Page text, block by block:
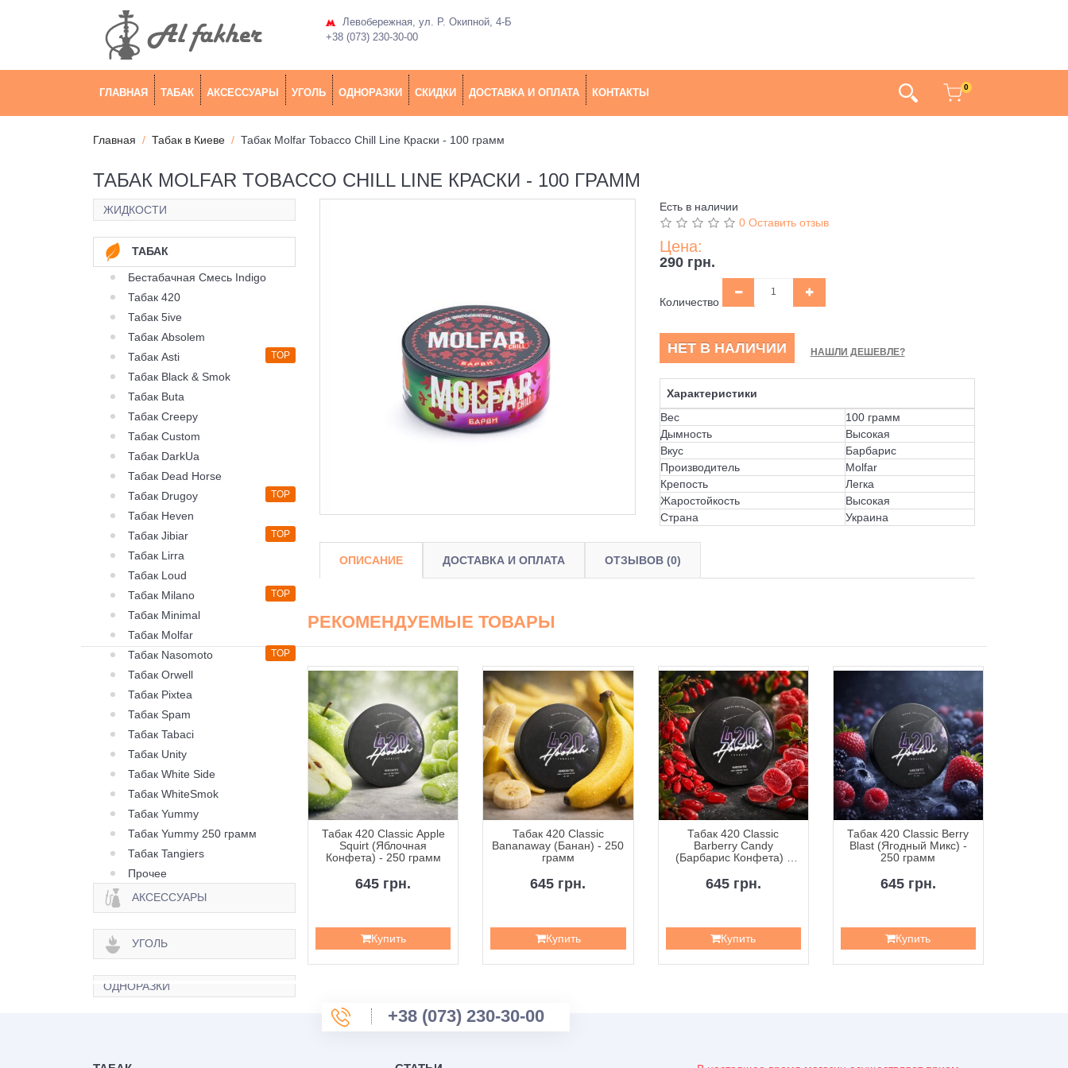
Левобережная, ул. Р. Окипной, 4-Б
+38 (073) 230-30-00
ГЛАВНАЯ ТАБАК АКСЕССУАРЫ УГОЛЬ ОДНОРАЗКИ СКИДКИ ДОСТАВКА И ОПЛАТА КОНТАКТЫ 0
Главная Табак в Киеве Табак Molfar Tobacco Chill Line Краски - 100 грамм
ТАБАК MOLFAR TOBACCO CHILL LINE КРАСКИ - 100 ГРАММ
ЖИДКОСТИ
ТАБАК
Бестабачная Смесь Indigo
Табак 420
Табак 5ive
Табак Absolem
Табак Asti
TOP
Табак Black & Smok
Табак Buta
Табак Creepy
Табак Custom
Табак DarkUa
Табак Dead Horse
Табак Drugoy
TOP
Табак Heven
Табак Jibiar
TOP
Табак Lirra
Табак Loud
Табак Milano
TOP
Табак Minimal
Табак Molfar
Табак Nasomoto
TOP
Табак Orwell
Табак Pixtea
Табак Spam
Табак Tabaci
Табак Unity
Табак White Side
Табак WhiteSmok
Табак Yummy
Табак Yummy 250 грамм
Табак Tangiers
Прочее
АКСЕССУАРЫ
УГОЛЬ
ОДНОРАЗКИ
Есть в наличии
0 Оставить отзыв
Цена:
290 грн.
Количество
НЕТ В НАЛИЧИИ НАШЛИ ДЕШЕВЛЕ?
Характеристики
Вес
100 грамм
Дымность
Высокая
Вкус
Барбарис
Производитель
Molfar
Крепость
Легка
Жаростойкость
Высокая
Страна
Украина
ОПИСАНИЕ ДОСТАВКА И ОПЛАТА ОТЗЫВОВ (0)
РЕКОМЕНДУЕМЫЕ ТОВАРЫ
Табак 420 Classic Frost
Зен) - 100 грамм
335 грн.
Табак 420 Classic Apple
Squirt (Яблочная
Конфета) - 250 грамм
645 грн.
Купить
Табак 420 Classic
Bananaway (Банан) - 250
грамм
645 грн.
Купить
Табак 420 Classic
Barberry Candy
(Барбарис Конфета) -
645 грн.
Купить
Табак 420 Classic Berry
Blast (Ягодный Микс) -
250 грамм
645 грн.
Купить
+38 (073) 230-30-00